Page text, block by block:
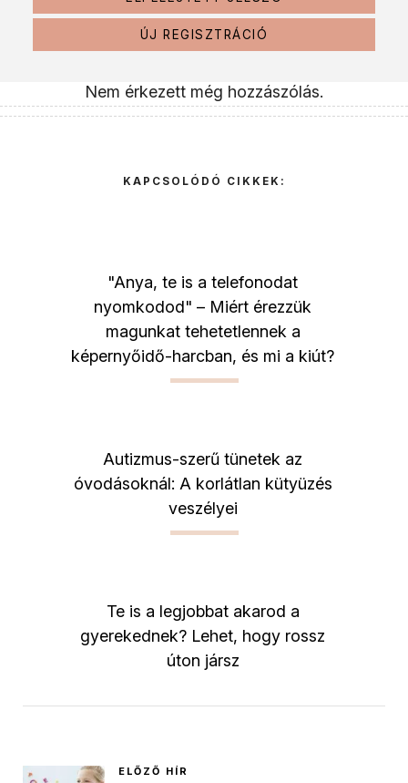
ÚJ REGISZTRÁCIÓ
Nem érkezett még hozzászólás.
KAPCSOLÓDÓ CIKKEK:
"Anya, te is a telefonodat
nyomkodod" – Miért érezzük
magunkat tehetetlennek a
képernyőidő-harcban, és mi a kiút?
Autizmus-szerű tünetek az
óvodásoknál: A korlátlan kütyüzés
veszélyei
Te is a legjobbat akarod a
gyerekednek? Lehet, hogy rossz
úton jársz
ELŐZŐ HÍR